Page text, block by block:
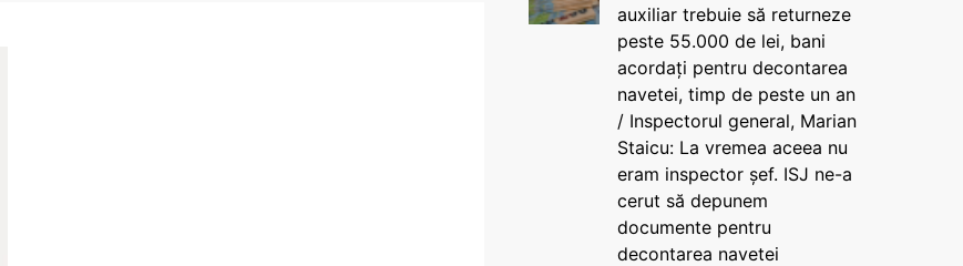
auxiliar trebuie să returneze
peste 55.000 de lei, bani
acordați pentru decontarea
navetei, timp de peste un an
/ Inspectorul general, Marian
Staicu: La vremea aceea nu
eram inspector șef. ISJ ne-a
cerut să depunem
documente pentru
decontarea navetei